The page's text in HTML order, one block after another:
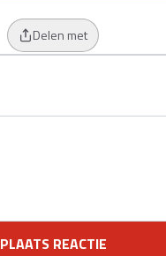
Delen met
PLAATS REACTIE